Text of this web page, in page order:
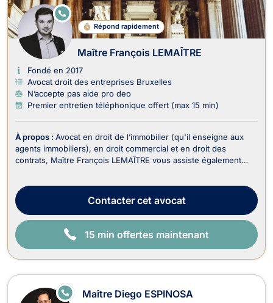
Répond rapidement
E
N
G
N
E
Maître François LEMAÎTRE
Fondé en 2017
Avocat droit des entreprises Bruxelles
N’accepte pas aide pro deo
Premier entretien téléphonique offert (max 15 min)
À propos : Avocat en droit de l’immobilier (qu'il enseigne aux
agents immobiliers), en droit commercial et en droit des
contrats, Maître François LEMAÎTRE vous assiste également
matière de baux portant sur...
Contactercet avocat
15 min offertes maintenant
Maître Diego ESPINOSA
E
N